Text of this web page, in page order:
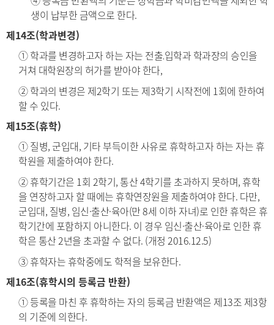
생이 납부한 금액으로 한다.
제14조(학과변경)
① 학과를 변경하고자 하는 자는 전출․입학과 학과장의 승인을
거쳐 대학원장의 허가를 받아야 한다,
② 학과의 변경은 제2학기 또는 제3학기 시작전에 1회에 한하여
할 수 있다.
제15조(휴학)
① 질병, 군입대, 기타 부득이한 사유로 휴학하고자 하는 자는 휴
학원을 제출하여야 한다.
② 휴학기간은 1회 2학기, 통산 4학기를 초과하지 못하며, 휴학
을 연장하고자 할 때에는 휴학연장원을 제출하여야 한다. 다만,
군입대, 질병, 임신·출산·육아(만 8세 이하 자녀)로 인한 휴학은 휴
학기간에 포함하지 아니한다. 이 경우 임신·출산·육아로 인한 휴
학은 통산 2년을 초과할 수 없다. (개정 2016.12.5)
③ 휴학자는 휴학중에도 학적을 보유한다.
제16조(휴학시의 등록금 반환)
① 등록을 마친 후 휴학하는 자의 등록금 반환액은 제13조 제3항
의 기준에 의한다.